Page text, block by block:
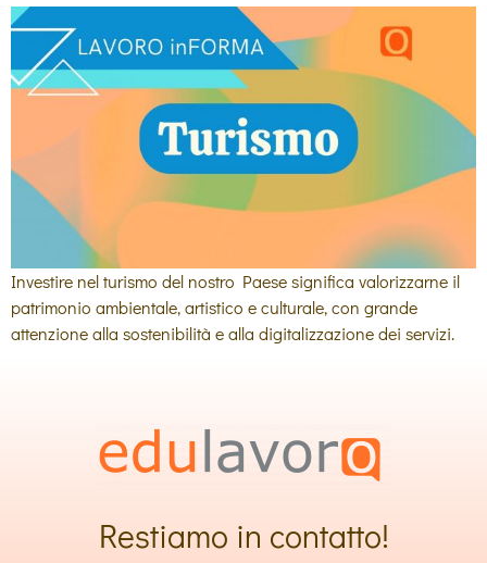
Investire nel turismo del nostro Paese significa valorizzarne il
patrimonio ambientale, artistico e culturale, con grande
attenzione alla sostenibilità e alla digitalizzazione dei servizi.
Restiamo in contatto!